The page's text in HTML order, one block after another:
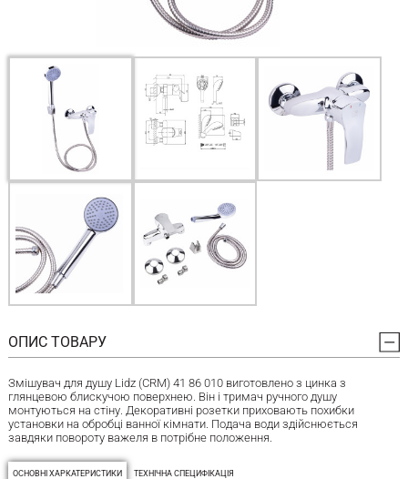
ОПИС ТОВАРУ
Змішувач для душу Lidz (CRM) 41 86 010 виготовлено з цинка з
глянцевою блискучою поверхнею. Він і тримач ручного душу
монтуються на стіну. Декоративні розетки приховають похибки
установки на обробці ванної кімнати. Подача води здійснюється
завдяки повороту важеля в потрібне положення.
ОСНОВНІ ХАРКАТЕРИСТИКИ ТЕХНІЧНА СПЕЦИФІКАЦІЯ